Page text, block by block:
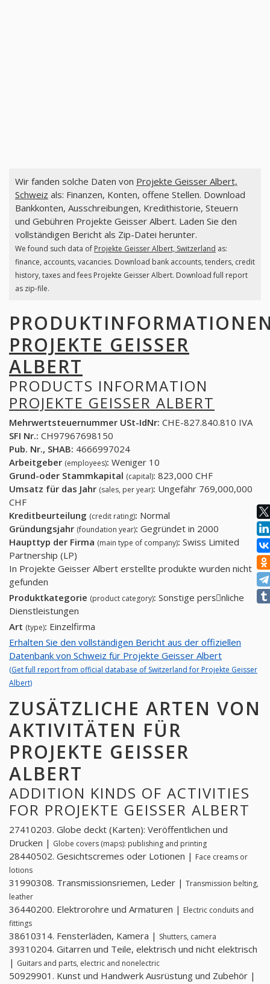
Wir fanden solche Daten von Projekte Geisser Albert,
Schweiz als: Finanzen, Konten, offene Stellen. Download
Bankkonten, Ausschreibungen, Kredithistorie, Steuern
und Gebühren Projekte Geisser Albert. Laden Sie den
vollständigen Bericht als Zip-Datei herunter.
We found such data of Projekte Geisser Albert, Switzerland as:
finance, accounts, vacancies. Download bank accounts, tenders, credit
history, taxes and fees Projekte Geisser Albert. Download full report
as zip-file.
PROJEKTE GEISSER
ALBERT
PRODUCTS INFORMATION
PROJEKTE GEISSER ALBERT
Mehrwertsteuernummer USt-IdNr: CHE-827.840.810 IVA
SFI Nr.: CH97967698150
Pub. Nr., SHAB: 4666997024
Arbeitgeber (employees): Weniger 10
Grund-oder Stammkapital (capital): 823,000 CHF
Umsatz für das Jahr (sales, per year): Ungefähr 769,000,000
CHF
Kreditbeurteilung (credit rating): Normal
Gründungsjahr (foundation year): Gegründet in 2000
Haupttyp der Firma (main type of company): Swiss Limited
Partnership (LP)
In Projekte Geisser Albert erstellte produkte wurden nicht
gefunden
Produktkategorie (product category): Sonstige persِnliche
Dienstleistungen
Art (type): Einzelfirma
Erhalten Sie den vollständigen Bericht aus der offiziellen
Datenbank von Schweiz für Projekte Geisser Albert
(Get full report from official database of Switzerland for Projekte Geisser
Albert)
ZUSÄTZLICHE ARTEN VON
AKTIVITÄTEN FÜR
PROJEKTE GEISSER
ALBERT
ADDITION KINDS OF ACTIVITIES
FOR PROJEKTE GEISSER ALBERT
27410203. Globe deckt (Karten): Veröffentlichen und
Drucken | Globe covers (maps): publishing and printing
28440502. Gesichtscremes oder Lotionen | Face creams or
lotions
31990308. Transmissionsriemen, Leder | Transmission belting,
leather
36440200. Elektrorohre und Armaturen | Electric conduits and
fittings
38610314. Fensterläden, Kamera | Shutters, camera
39310204. Gitarren und Teile, elektrisch und nicht elektrisch
| Guitars and parts, electric and nonelectric
50929901. Kunst und Handwerk Ausrüstung und Zubehör |